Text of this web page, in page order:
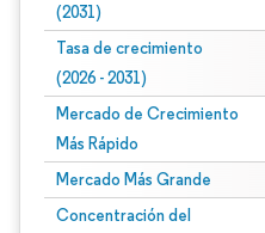
(2031)
Tasa de crecimiento
(2026 - 2031)
Mercado de Crecimiento
Más Rápido
Mercado Más Grande
Concentración del